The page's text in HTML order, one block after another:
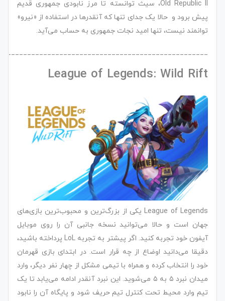
Old Republic II، سیث توانسته تا مرز نابودی جمهوری قدیم
پیش برود و حالا یک جدای تنها که آنقدرها در استفاده از «نیرو»
توانمند نیست، تنها امید نجات جمهوری به حساب می‌آید.
League of Legends: Wild Rift
League of Legends یکی از بزرگ‌ترین و محبوب‌ترین بازی‌های
جهان است و حالا می‌توانید نسخه جانبی آن را روی موبایل
آیفون خود تجربه کنید. اگر پیشتر به تجربه LoL پرداخته باشید،
دقیقا می‌دانید اوضاع از چه قرار است. در ابتدای بازی قهرمان
خود را انتخاب کرده و همراه با تیمی مشکل از چهار نفر دیگر، وارد
میدان نبرد ۵ به ۵ می‌شوید. این نبرد آنقدر ادامه می‌یابد تا یک
تیم وارد محیط تحت کنترل تیم حریف شود و پایگاه آن را نابود